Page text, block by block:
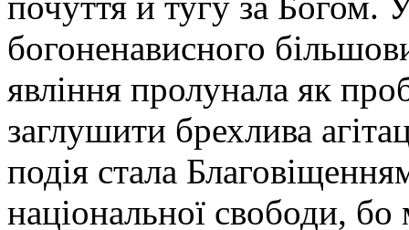
богоненависного
явління пролунала як
заглушити брехлива
подія стала
національної свободи, бо